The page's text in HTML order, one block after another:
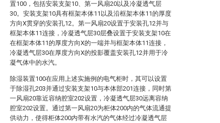
置100，包括安装支架10、第一风扇20以及冷凝透气层
30。安装支架10具有框架本体11以及沿框架本体11的厚度
方向X贯穿的安装孔12。第一风扇20设置于安装孔12并与
框架本体11连接，冷凝透气层30层叠设置于安装支架10在
在框架本体11的厚度方向X的一端并与框架本体11连接，
冷凝透气层30在厚度方向X的投影覆盖安装孔12并用于冷
凝气体中的水汽。
除湿装置100在应用上述实施例的电气柜时，其可以设置
于除湿孔203并通过安装支架10与本体部201连接，同时第
一风扇20靠近容纳腔室202设置，冷凝透气层30远离容纳
腔室202设置。通过第一风扇20为柜体200内的气体流通提
供动力，使得柜体200内带有水汽的气体经过冷凝透气层